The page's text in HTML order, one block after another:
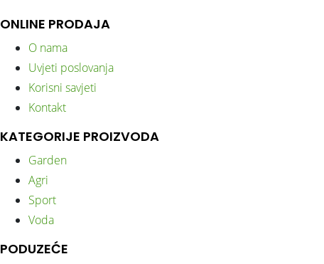
ONLINE PRODAJA
O nama
Uvjeti poslovanja
Korisni savjeti
Kontakt
KATEGORIJE PROIZVODA
Garden
Agri
Sport
Voda
PODUZEĆE